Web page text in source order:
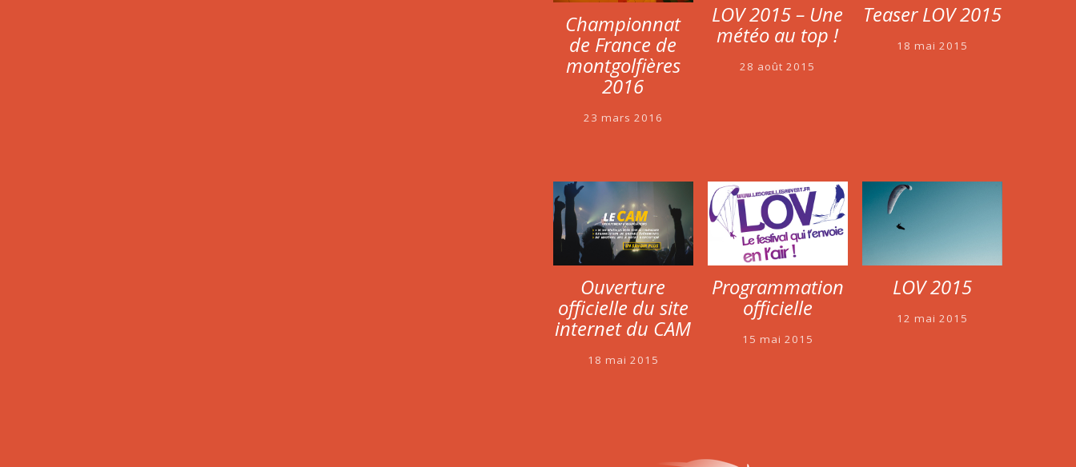
Championnat
de France de
montgolfières
2016
23 mars 2016
LOV 2015 – Une
météo au top !
28 août 2015
Teaser LOV 2015
18 mai 2015
Ouverture
officielle du site
internet du CAM
18 mai 2015
Programmation
officielle
15 mai 2015
LOV 2015
12 mai 2015